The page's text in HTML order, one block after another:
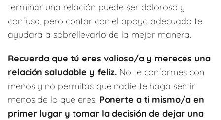
terminar una relación puede ser doloroso y
confuso, pero contar con el apoyo adecuado te
ayudará a sobrellevarlo de la mejor manera.
Recuerda que tú eres valioso/a y mereces una
relación saludable y feliz. No te conformes con
menos y no permitas que nadie te haga sentir
menos de lo que eres. Ponerte a ti mismo/a en
primer lugar y tomar la decisión de dejar una